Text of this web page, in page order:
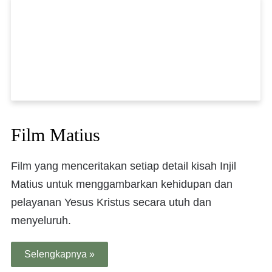
Film Matius
Film yang menceritakan setiap detail kisah Injil
Matius untuk menggambarkan kehidupan dan
pelayanan Yesus Kristus secara utuh dan
menyeluruh.
Selengkapnya »